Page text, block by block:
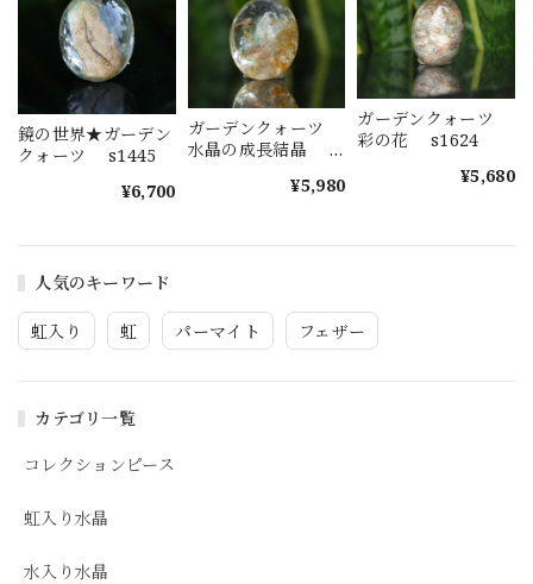
人気のキーワード
虹入り 虹 パーマイト フェザー
カテゴリ一覧
コレクションピース
虹入り水晶
水入り水晶
鏡の世界★ガーデン
クォーツ s1445
¥6,700
ガーデンクォーツ
水晶の成長結晶
¥5,980
ガーデンクォーツ
彩の花 s1624
¥5,680